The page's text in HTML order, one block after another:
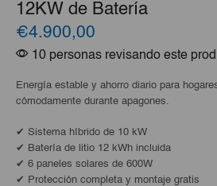
12KW de Batería
€4.900,00
10 personas revisando este
Energía estable y ahorro diario para
cómodamente durante apagones.
✔ Sistema híbrido de 10 kW
✔ Batería de litio 12 kWh incluida
✔ 6 paneles solares de 600W
✔ Protección completa y montaje gratis